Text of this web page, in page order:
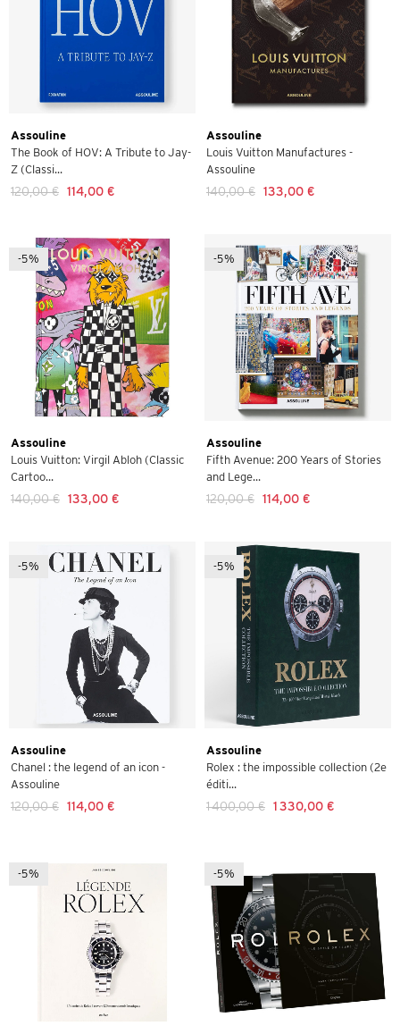
Assouline
The Book of HOV: A Tribute to Jay-
Z (Classi...
120,00 € 114,00 €
Assouline
Louis Vuitton Manufactures -
Assouline
140,00 € 133,00 €
-5%
Assouline
Louis Vuitton: Virgil Abloh (Classic
Cartoo...
140,00 € 133,00 €
-5%
Assouline
Fifth Avenue: 200 Years of Stories
and Lege...
120,00 € 114,00 €
-5%
Assouline
Chanel : the legend of an icon -
Assouline
120,00 € 114,00 €
-5%
Assouline
Rolex : the impossible collection (2e
éditi...
1 400,00 € 1 330,00 €
-5% -5%